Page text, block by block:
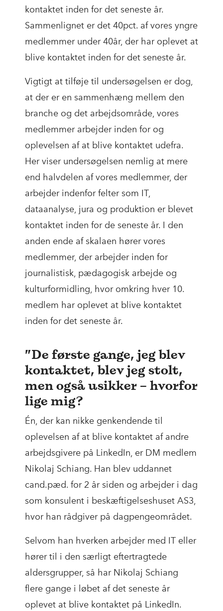
kontaktet inden for det seneste år.
Sammenlignet er det 40pct. af vores yngre
medlemmer under 40år, der har oplevet at
blive kontaktet inden for det seneste år.
Vigtigt at tilføje til undersøgelsen er dog,
at der er en sammenhæng mellem den
branche og det arbejdsområde, vores
medlemmer arbejder inden for og
oplevelsen af at blive kontaktet udefra.
Her viser undersøgelsen nemlig at mere
end halvdelen af vores medlemmer, der
arbejder indenfor felter som IT,
dataanalyse, jura og produktion er blevet
kontaktet inden for de seneste år. I den
anden ende af skalaen hører vores
medlemmer, der arbejder inden for
journalistisk, pædagogisk arbejde og
kulturformidling, hvor omkring hver 10.
medlem har oplevet at blive kontaktet
inden for det seneste år.
”De første gange, jeg blev
kontaktet, blev jeg stolt,
men også usikker – hvorfor
lige mig?
Én, der kan nikke genkendende til
oplevelsen af at blive kontaktet af andre
arbejdsgivere på LinkedIn, er DM medlem
Nikolaj Schiang. Han blev uddannet
cand.pæd. for 2 år siden og arbejder i dag
som konsulent i beskæftigelseshuset AS3,
hvor han rådgiver på dagpengeområdet.
Selvom han hverken arbejder med IT eller
hører til i den særligt eftertragtede
aldersgrupper, så har Nikolaj Schiang
flere gange i løbet af det seneste år
oplevet at blive kontaktet på LinkedIn.